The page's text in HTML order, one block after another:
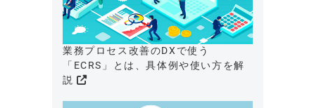
業務プロセス改善のDXで使う
「ECRS」とは、具体例や使い方を解
説